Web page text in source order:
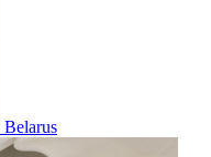
Belarus